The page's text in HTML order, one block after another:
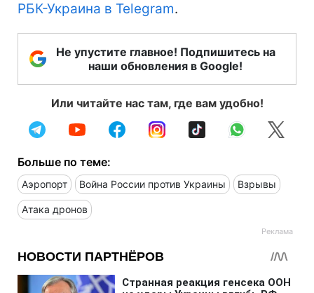
РБК-Украина в Telegram.
Не упустите главное! Подпишитесь на
наши обновления в Google!
Или читайте нас там, где вам удобно!
Больше по теме:
Аэропорт Война России против Украины Взрывы
Атака дронов